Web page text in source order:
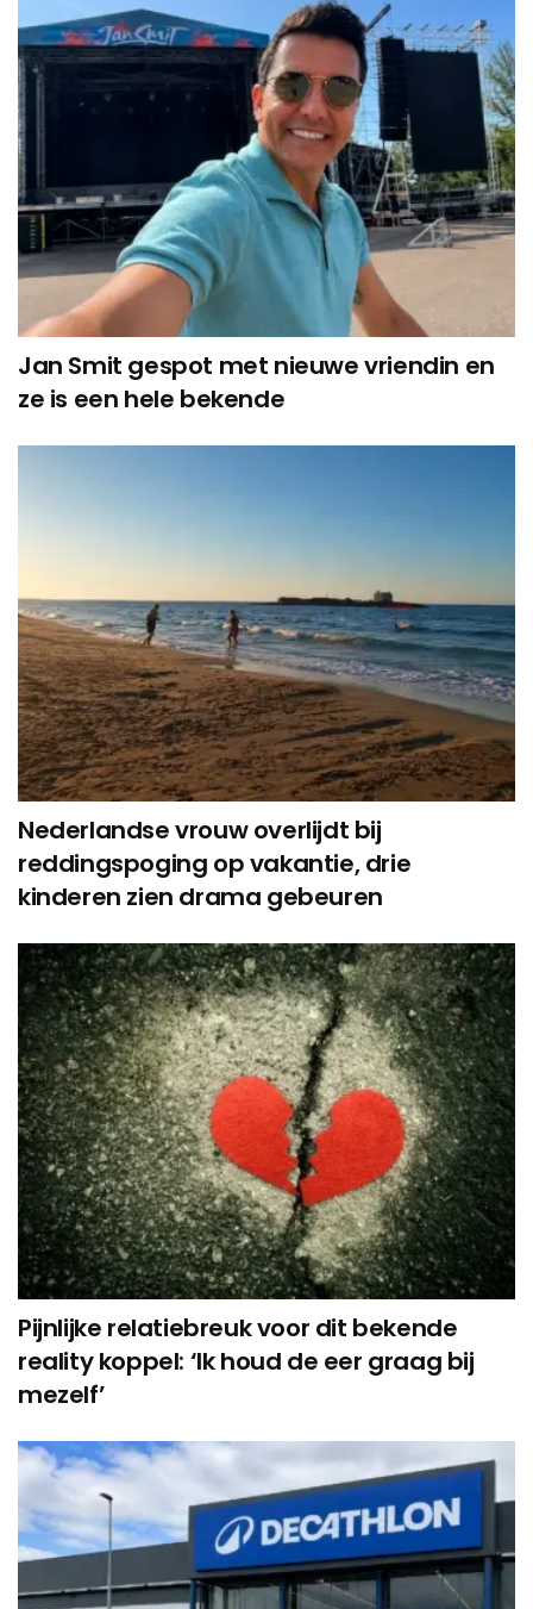
Jan Smit gespot met nieuwe vriendin en
ze is een hele bekende
Nederlandse vrouw overlijdt bij
reddingspoging op vakantie, drie
kinderen zien drama gebeuren
Pijnlijke relatiebreuk voor dit bekende
reality koppel: ‘Ik houd de eer graag bij
mezelf’